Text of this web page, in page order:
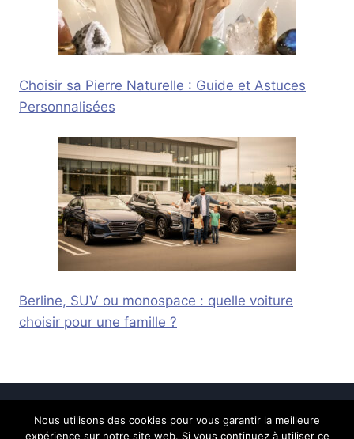
Choisir sa Pierre Naturelle : Guide et Astuces
Personnalisées
Berline, SUV ou monospace : quelle voiture
choisir pour une famille ?
© 2026 Calais Online - Mentions légales-
Nous utilisons des cookies pour vous garantir la meilleure
expérience sur notre site web. Si vous continuez à utiliser ce